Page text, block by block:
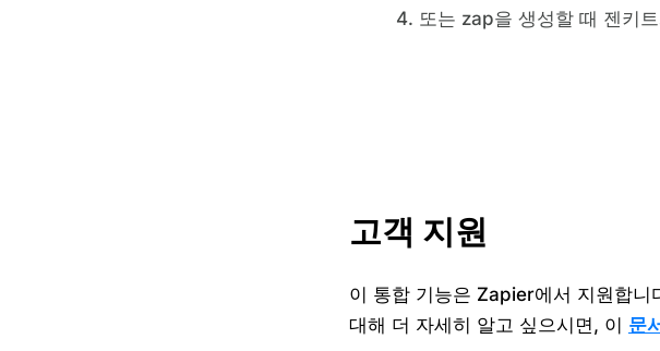
또는 zap을 생성할 때 젠키
고객 지원
이 통합 기능은 Zapier에서 지원합니
대해 더 자세히 알고 싶으시면, 이 문